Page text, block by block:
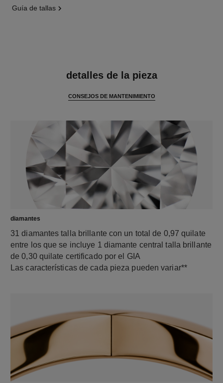
guía de tallas
detalles de la pieza
CONSEJOS DE MANTENIMIENTO
diamantes
31 diamantes talla brillante con un total de 0,97 quilate
entre los que se incluye 1 diamante central talla brillante
de 0,30 quilate certificado por el GIA
Las características de cada pieza pueden variar**